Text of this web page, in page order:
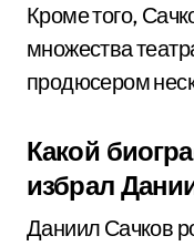
Кроме того,
множества
продюсером
Какой
избрал
Даниил Сачков